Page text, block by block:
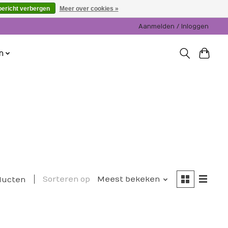
Aanmelden / Inloggen
Sorteren op Meest bekeken
verbergen Meer over cookies »